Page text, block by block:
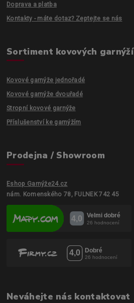
Doprava a platba
Kontakty - máte dotaz? Zeptejte se nás
Sortiment kovových garnýží
Kovové garnýže jednořadé
Kovové garnýže dvouřadé
Stropní kovové garnýže
Příslušenství ke garnýžím
Prodejna / Showroom
Eshop Garnýže24.cz
nám. Komenského 78, FULNEK 742 45
Neváhejte nás kontaktovat